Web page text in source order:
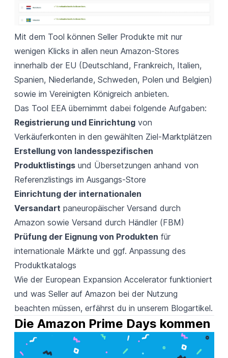
Mit dem Tool können Seller Produkte mit nur
wenigen Klicks in allen neun Amazon-Stores
innerhalb der EU (Deutschland, Frankreich, Italien,
Spanien, Niederlande, Schweden, Polen und Belgien)
sowie im Vereinigten Königreich anbieten.
Das Tool EEA übernimmt dabei folgende Aufgaben:
Registrierung und Einrichtungvon
Verkäuferkonten in den gewählten Ziel-Marktplätzen
Erstellung von landesspezifischen
Produktlistingsund Übersetzungen anhand von
Referenzlistings im Ausgangs-Store
Einrichtung der internationalen
Versandart paneuropäischer Versand durch
Amazon sowie Versand durch Händler (FBM)
Prüfung der Eignung von Produkten für
internationale Märkte und ggf. Anpassung des
Produktkatalogs
Wie der European Expansion Accelerator funktioniert
und was Seller auf Amazon bei der Nutzung
beachten müssen, erfährst du in unserem Blogartikel.
Die Amazon Prime Days kommen